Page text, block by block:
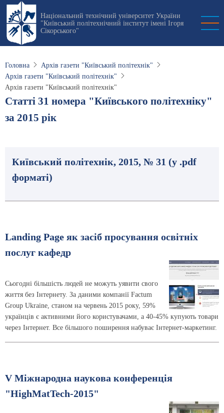
Перейти
основного
вмісту
Національний технічний університет України
"Київський політехнічний інститут імені Ігоря
Сікорського"
Головна
Архів газети "Київський політехнік"
Архів газети "Київський політехнік"
Архів газети "Київський політехнік"
Статті 31 номера "Київського політехніку"
за 2015 рік
Київський політехнік, 2015, № 31 (у .pdf
форматі)
Landing Page як засіб просування освітніх
послуг кафедр
Сьогодні більшість людей не можуть уявити свого
життя без Інтернету. За даними компанії Factum
Group Ukraine, станом на червень 2015 року, 59%
українців є активними його користувачами, а 40-45% купують товари
через Інтернет. Все більшого поширення набуває Інтернет-маркетинг.
V Міжнародна наукова конференція
"HighMatTech-2015"